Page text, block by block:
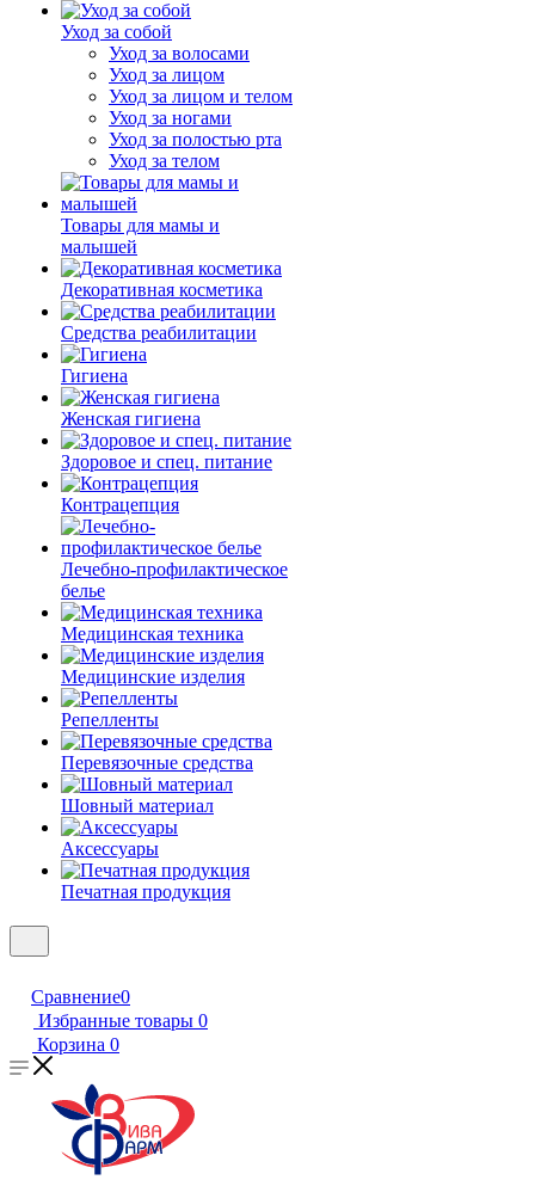
Уход за собой
Уход за волосами
Уход за лицом
Уход за лицом и телом
Уход за ногами
Уход за полостью рта
Уход за телом
Товары для мамы и
малышей
Декоративная косметика
Средства реабилитации
Гигиена
Женская гигиена
Здоровое и спец. питание
Контрацепция
Лечебно-профилактическое
белье
Медицинская техника
Медицинские изделия
Репелленты
Перевязочные средства
Шовный материал
Аксессуары
Печатная продукция
Сравнение0
Избранные товары 0
Корзина 0